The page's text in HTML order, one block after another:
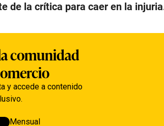
de la crítica para caer en la